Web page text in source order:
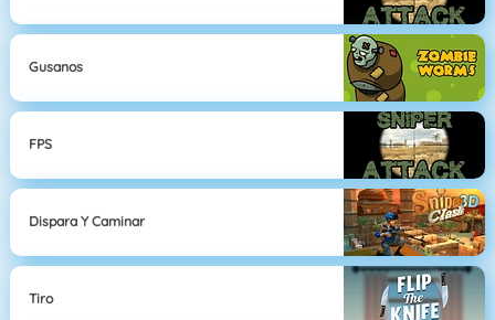
Gusanos
FPS
Dispara Y Caminar
Tiro